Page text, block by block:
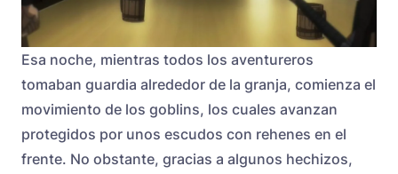
Esa noche, mientras todos los aventureros
tomaban guardia alrededor de la granja, comienza el
movimiento de los goblins, los cuales avanzan
protegidos por unos escudos con rehenes en el
frente. No obstante, gracias a algunos hechizos,